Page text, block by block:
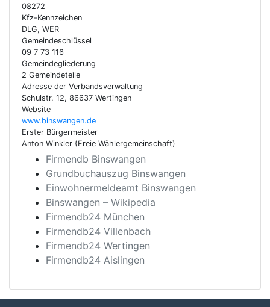
08272
Kfz-Kennzeichen
DLG, WER
Gemeindeschlüssel
09 7 73 116
Gemeindegliederung
2 Gemeindeteile
Adresse der Verbandsverwaltung
Schulstr. 12, 86637 Wertingen
Website
www.binswangen.de
Erster Bürgermeister
Anton Winkler (Freie Wählergemeinschaft)
Firmendb Binswangen
Grundbuchauszug Binswangen
Einwohnermeldeamt Binswangen
Binswangen – Wikipedia
Firmendb24 München
Firmendb24 Villenbach
Firmendb24 Wertingen
Firmendb24 Aislingen